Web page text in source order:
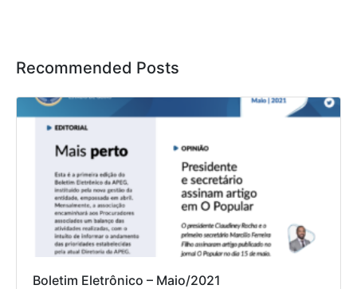
Recommended Posts
Boletim Eletrônico – Maio/2021